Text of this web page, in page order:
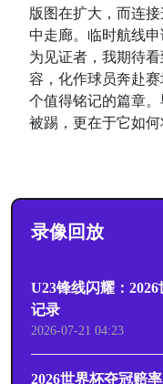
版图在扩大，而连
中走廊。临时航线
为见证者，我期待
容，化作球员奔赴
个值得铭记的篇章
被踢，更在于它如何
录像回放
U23锋线闪耀：
记录
2026-07-21 04:23
2026世界杯夺冠赔